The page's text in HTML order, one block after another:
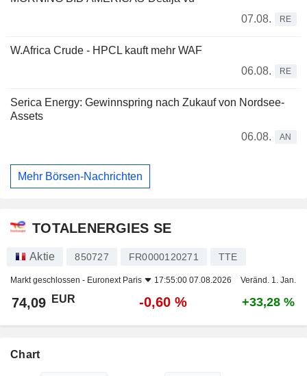
07.08.
RE
W.Africa Crude - HPCL kauft mehr WAF
06.08.
RE
Serica Energy: Gewinnspring nach Zukauf von Nordsee-
Assets
06.08.
AN
Mehr Börsen-Nachrichten
TOTALENERGIES SE
Aktie 850727 FR0000120271 TTE
Markt geschlossen - Euronext Paris 17:55:00 07.08.2026 Veränd. 1. Jan.
74,09 EUR -0,60 % +33,28 %
Chart